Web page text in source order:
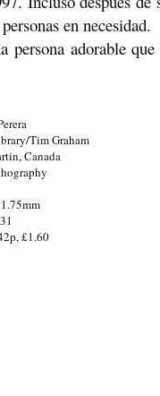
en necesidad.
persona adorable
Tim Graham
Canada
£1.60